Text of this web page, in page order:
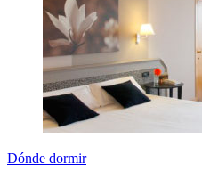
Dónde dormir